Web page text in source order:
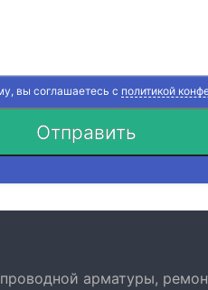
вы соглашаетесь с политикой
Отправить
арматуры,